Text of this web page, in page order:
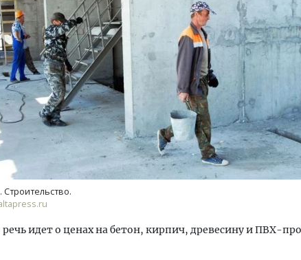
речь идет о ценах на бетон, кирпич, древесину и ПВХ-
архитектурных идей.
директор компании
об эстетике городов,
Ищем новые берега.
«Жилищной
Гатилов — о том, как